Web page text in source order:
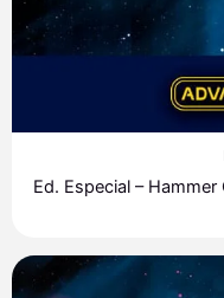
Ed. Especial –